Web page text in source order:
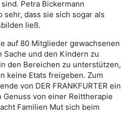
Petra Bickermann
dass sie sich sogar als
ließ.
auf 80 Mitglieder gewachsenen
und den Kindern zu
den Bereichen zu unterstützen,
keine Etats freigeben. Zum
von DER FRANKFURTER ein
Genuss von einer Reittherapie
Familien Mut sich beim